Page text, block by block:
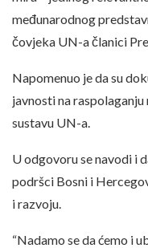
međunarodnog
čovjeka UN-a članici
Napomenuo je da su
javnosti na
sustavu UN-a.
U odgovoru se navodi i
podršci Bosni i
i razvoju.
“Nadamo se da ćemo i